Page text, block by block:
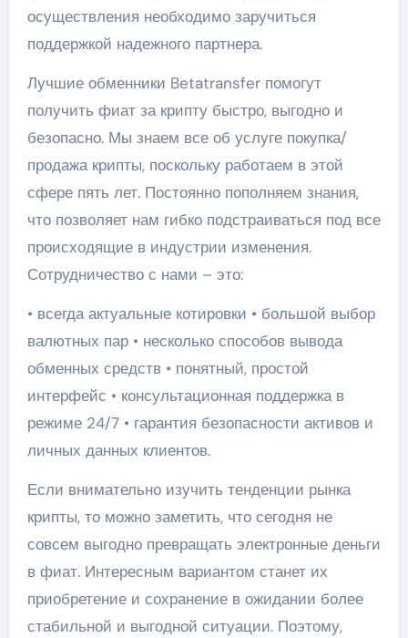
осуществления необходимо заручиться
поддержкой надежного партнера.
Лучшие обменники Betatransfer помогут
получить фиат за крипту быстро, выгодно и
безопасно. Мы знаем все об услуге покупка/
продажа крипты, поскольку работаем в этой
сфере пять лет. Постоянно пополняем знания,
что позволяет нам гибко подстраиваться под все
происходящие в индустрии изменения.
Сотрудничество с нами – это:
• всегда актуальные котировки • большой выбор
валютных пар • несколько способов вывода
обменных средств • понятный, простой
интерфейс • консультационная поддержка в
режиме 24/7 • гарантия безопасности активов и
личных данных клиентов.
Если внимательно изучить тенденции рынка
крипты, то можно заметить, что сегодня не
совсем выгодно превращать электронные деньги
в фиат. Интересным вариантом станет их
приобретение и сохранение в ожидании более
стабильной и выгодной ситуации. Поэтому,